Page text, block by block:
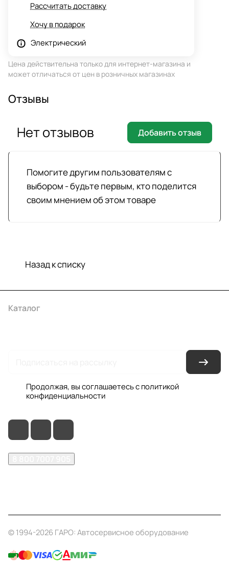
Рассчитать доставку
Хочу в подарок
Электрический
Цена действительна только для интернет-магазина и
может отличаться от цен в розничных магазинах
Отзывы
Помогите другим пользователям с
выбором - будьте первым, кто поделится
своим мнением об этом товаре
Нет отзывов Добавить отзыв
Назад к списку
Каталог
Продолжая, вы соглашаетесь с политикой
конфиденциальности
© 1994-2026 ГАРО: Автосервисное оборудование